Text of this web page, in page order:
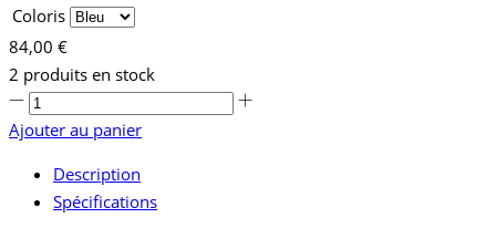
Coloris
84,00 €
2 produits en stock
Ajouter au panier
Description
Spécifications